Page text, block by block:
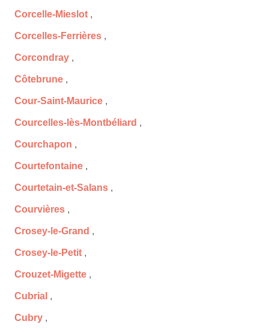
Corcelle-Mieslot ,
Corcelles-Ferrières ,
Corcondray ,
Côtebrune ,
Cour-Saint-Maurice ,
Courcelles-lès-Montbéliard ,
Courchapon ,
Courtefontaine ,
Courtetain-et-Salans ,
Courvières ,
Crosey-le-Grand ,
Crosey-le-Petit ,
Crouzet-Migette ,
Cubrial ,
Cubry ,